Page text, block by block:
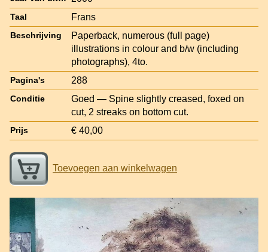
Taal Frans
Beschrijving
Paperback, numerous (full page)
illustrations in colour and b/w (including
photographs), 4to.
Pagina's 288
Conditie
Goed — Spine slightly creased, foxed on
cut, 2 streaks on bottom cut.
Prijs € 40,00
Toevoegen aan winkelwagen